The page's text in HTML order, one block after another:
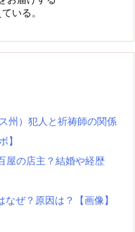
いる。
州）犯人と祈祷師の関係
】
屋の店主？結婚や経歴
ぜ？原因は？【画像】